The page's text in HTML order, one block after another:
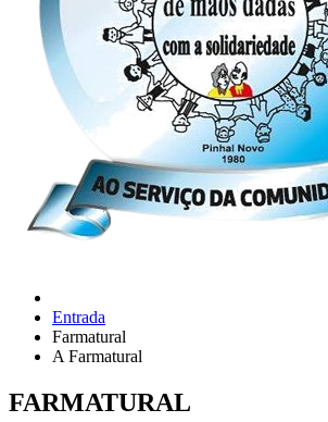
Entrada
Farmatural
A Farmatural
FARMATURAL